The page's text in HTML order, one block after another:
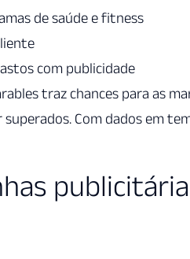
de saúde e fitness
com publicidade
traz chances para as
Com dados em